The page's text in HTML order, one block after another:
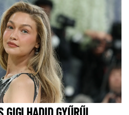
GIGI HADID GYŰRŰI